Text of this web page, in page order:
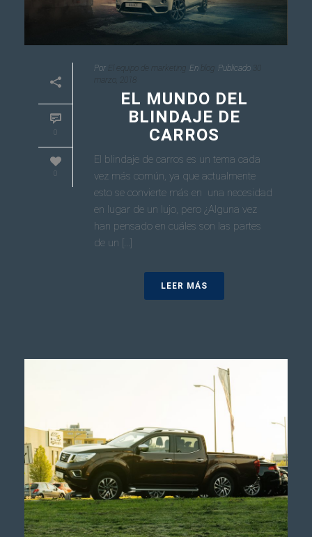
0
0
Por El equipo de marketing En blog Publicado 30
marzo, 2018
EL MUNDO DEL
BLINDAJE DE
CARROS
El blindaje de carros es un tema cada
vez más común, ya que actualmente
esto se convierte más en una necesidad
en lugar de un lujo, pero ¿Alguna vez
han pensado en cuáles son las partes
de un [...]
LEER MÁS